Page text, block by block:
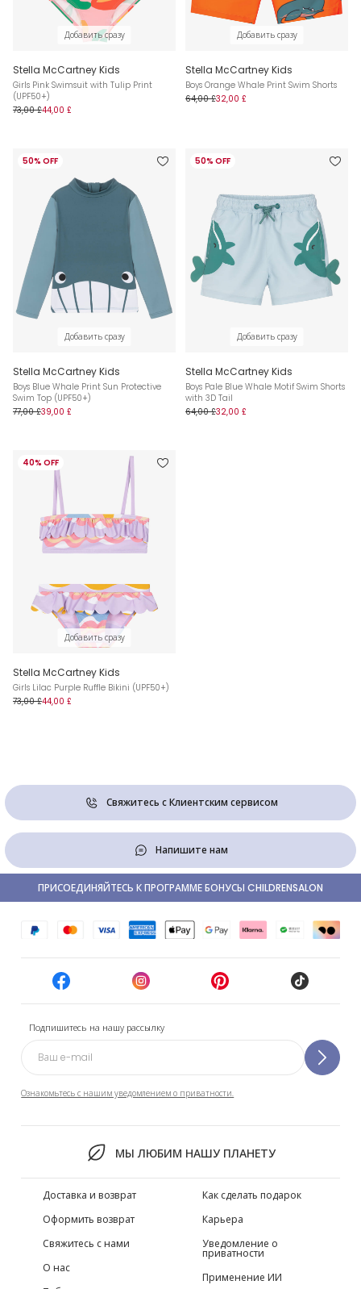
Добавить сразу
Stella McCartney Kids
Girls Pink Swimsuit with Tulip Print
(UPF50+)
73,00 £44,00 £
Добавить сразу
Stella McCartney Kids
Boys Orange Whale Print Swim Shorts
64,00 £32,00 £
50% OFF
Добавить сразу
Stella McCartney Kids
Boys Blue Whale Print Sun Protective
Swim Top (UPF50+)
77,00 £39,00 £
50% OFF
Добавить сразу
Stella McCartney Kids
Boys Pale Blue Whale Motif Swim Shorts
with 3D Tail
64,00 £32,00 £
40% OFF
Добавить сразу
Stella McCartney Kids
Girls Lilac Purple Ruffle Bikini (UPF50+)
73,00 £44,00 £
Свяжитесь с Клиентским сервисом
Напишите нам
Подпишитесь на нашу рассылку
Ознакомьтесь с нашим уведомлением о приватности.
МЫ ЛЮБИМ НАШУ ПЛАНЕТУ
ПРИСОЕДИНЯЙТЕСЬ К ПРОГРАММЕ БОНУСЫ CHILDRENSALON
Доставка и возврат
Оформить возврат
Свяжитесь с нами
О нас
Как сделать подарок
Карьера
Уведомление о
приватности
Применение ИИ